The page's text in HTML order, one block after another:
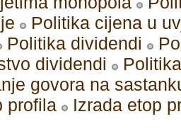
Politika cijena u
Politika dividendi
dividendi
govora na
profila
Izrada etop